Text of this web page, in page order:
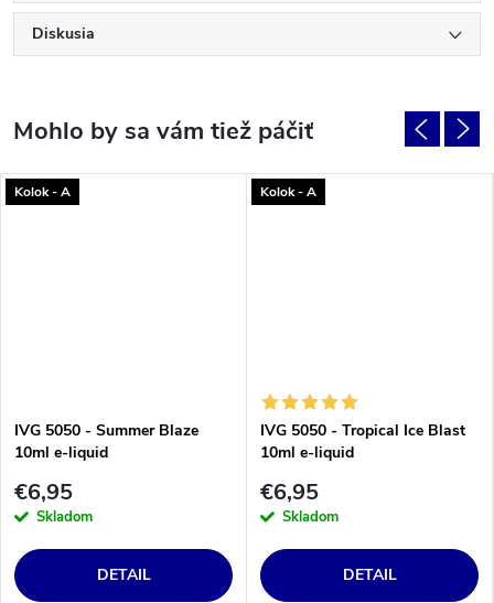
Diskusia
Kolok - A
IVG 5050 - Summer Blaze
10ml e-liquid
€6,95
Skladom
DETAIL
Kolok - A
IVG 5050 - Tropical Ice Blast
10ml e-liquid
€6,95
Skladom
DETAIL